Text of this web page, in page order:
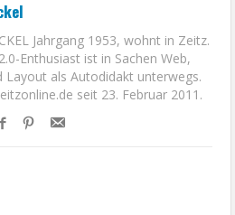
Jahrgang 1953, wohnt in Zeitz.
Enthusiast ist in Sachen Web,
Layout als Autodidakt unterwegs.
seit 23. Februar 2011.